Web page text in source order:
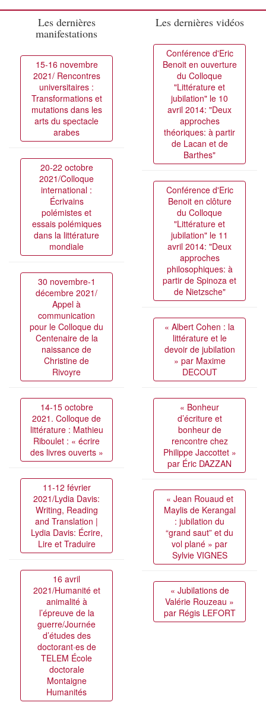
Les dernières
manifestations
15-16 novembre
2021/ Rencontres
universitaires :
Transformations et
mutations dans les
arts du spectacle
arabes
20-22 octobre
2021/Colloque
international :
Écrivains
polémistes et
essais polémiques
dans la littérature
mondiale
30 novembre-1
décembre 2021/
Appel à
communication
pour le Colloque du
Centenaire de la
naissance de
Christine de
Rivoyre
14-15 octobre
2021. Colloque de
littérature : Mathieu
Riboulet : « écrire
des livres ouverts »
11-12 février
2021/Lydia Davis:
Writing, Reading
and Translation |
Lydia Davis: Écrire,
Lire et Traduire
16 avril
2021/Humanité et
animalité à
l’épreuve de la
guerre/Journée
d’études des
doctorant·es de
TELEM École
doctorale
Montaigne
Humanités
Les dernières vidéos
Conférence d'Eric
Benoit en ouverture
du Colloque
"Littérature et
jubilation" le 10
avril 2014: "Deux
approches
théoriques: à partir
de Lacan et de
Barthes"
Conférence d'Eric
Benoit en clôture
du Colloque
"Littérature et
jubilation" le 11
avril 2014: "Deux
approches
philosophiques: à
partir de Spinoza et
de Nietzsche"
« Albert Cohen : la
littérature et le
devoir de jubilation
» par Maxime
DECOUT
« Bonheur
d’écriture et
bonheur de
rencontre chez
Philippe Jaccottet »
par Éric DAZZAN
« Jean Rouaud et
Maylis de Kerangal
: jubilation du
“grand saut” et du
vol plané » par
Sylvie VIGNES
« Jubilations de
Valérie Rouzeau »
par Régis LEFORT